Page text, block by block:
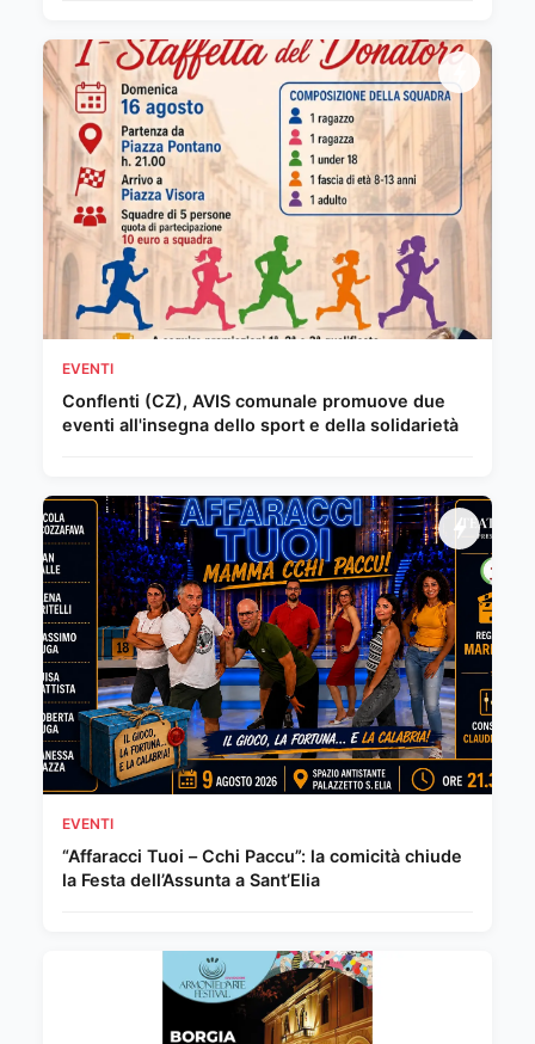
EVENTI
Conflenti (CZ), AVIS comunale promuove due
eventi all'insegna dello sport e della solidarietà
EVENTI
“Affaracci Tuoi – Cchi Paccu”: la comicità chiude
la Festa dell’Assunta a Sant’Elia